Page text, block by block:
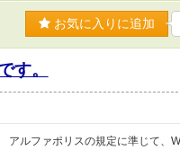
お気に入りに追加
す。
アルファポリスの規定に準じて、